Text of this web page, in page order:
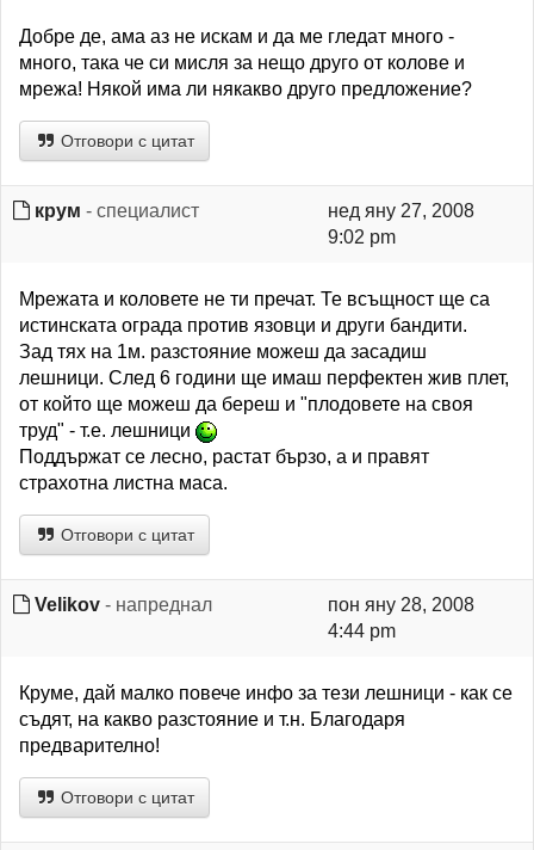
Добре де, ама аз не искам и да ме гледат много -
много, така че си мисля за нещо друго от колове и
мрежа! Някой има ли някакво друго предложение?
Отговори с цитат
крум - специалист
нед яну 27, 2008
9:02 pm
Мрежата и коловете не ти пречат. Те всъщност ще са
истинската ограда против язовци и други бандити.
Зад тях на 1м. разстояние можеш да засадиш
лешници. След 6 години ще имаш перфектен жив плет,
от който ще можеш да береш и "плодовете на своя
труд" - т.е. лешници
Поддържат се лесно, растат бързо, а и правят
страхотна листна маса.
Отговори с цитат
Velikov - напреднал
пон яну 28, 2008
4:44 pm
Круме, дай малко повече инфо за тези лешници - как се
съдят, на какво разстояние и т.н. Благодаря
предварително!
Отговори с цитат